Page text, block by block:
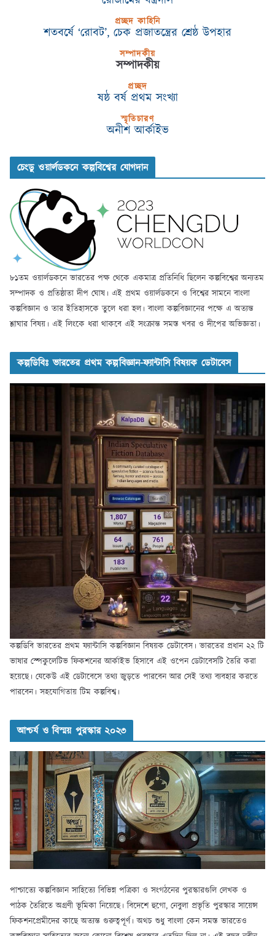
প্রচ্ছদ কাহিনি
শতবর্ষে ‘রোবট’, চেক প্রজাতন্ত্রের শ্রেষ্ঠ উপহার
সম্পাদকীয়
সম্পাদকীয়
প্রচ্ছদ
ষষ্ঠ বর্ষ প্রথম সংখ্যা
স্মৃতিচারণ
অনীশ আর্কাইভ
চেংডু ওয়ার্লডকনে কল্পবিশ্বের যোগদান
৮১তম ওয়ার্লডকনে ভারতের পক্ষ থেকে একমাত্র প্রতিনিধি ছিলেন কল্পবিশ্বের অন্যতম
সম্পাদক ও প্রতিষ্ঠাতা দীপ ঘোষ। এই প্রথম ওয়ার্লডকনে ও বিশ্বের সামনে বাংলা
কল্পবিজ্ঞান ও তার ইতিহাসকে তুলে ধরা হল। বাংলা কল্পবিজ্ঞানের পক্ষে এ অত্যন্ত
শ্লাঘার বিষয়। এই লিংকে ধরা থাকবে এই সংক্রান্ত সমস্ত খবর ও দীপের অভিজ্ঞতা।
কল্পডিবিঃ ভারতের প্রথম কল্পবিজ্ঞান-ফ্যান্টাসি বিষয়ক ডেটাবেস
কল্পডিবি ভারতের প্রথম ফ্যান্টাসি কল্পবিজ্ঞান বিষয়ক ডেটাবেস। ভারতের প্রধান ২২ টি
ভাষার স্পেকুলেটিভ ফিকশনের আর্কাইভ হিসাবে এই ওপেন ডেটাবেসটি তৈরি করা
হয়েছে। যেকেউ এই ডেটাবেসে তথ্য জুড়তে পারবেন আর সেই তথ্য ব্যবহার করতে
পারবেন। সহযোগিতায় টিম কল্পবিশ্ব।
আশ্চর্য ও বিস্ময় পুরস্কার ২০২৩
পাশ্চাত্যে কল্পবিজ্ঞান সাহিত্যে বিভিন্ন পত্রিকা ও সংগঠনের পুরস্কারগুলি লেখক ও
পাঠক তৈরিতে অগ্রণী ভূমিকা নিয়েছে। বিদেশে হুগো, নেবুলা প্রভৃতি পুরস্কার সায়েন্স
ফিকশনপ্রেমীদের কাছে অত্যন্ত গুরুত্বপূর্ণ। অথচ শুধু বাংলা কেন সমস্ত ভারতেও